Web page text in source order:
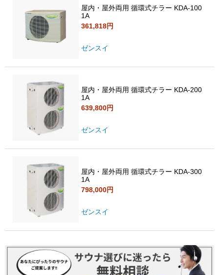
屋内・屋外両用 循環式チラー KDA-100
1A
361,818円
ゼンスイ
屋内・屋外両用 循環式チラー KDA-200
1A
639,800円
ゼンスイ
屋内・屋外両用 循環式チラー KDA-300
1A
798,000円
ゼンスイ